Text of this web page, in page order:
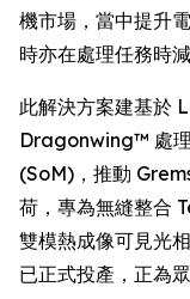
機市場，當中提升
時亦在處理任務時
此解決方案建基於
Dragonwing™ 處
(SoM)，推動
荷，專為無縫整合
雙模熱成像可見光
已正式投產，正為